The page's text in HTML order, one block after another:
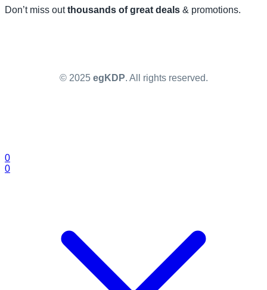
Don’t miss outthousands of great deals & promotions.
© 2025 egKDP. All rights reserved.
0
0